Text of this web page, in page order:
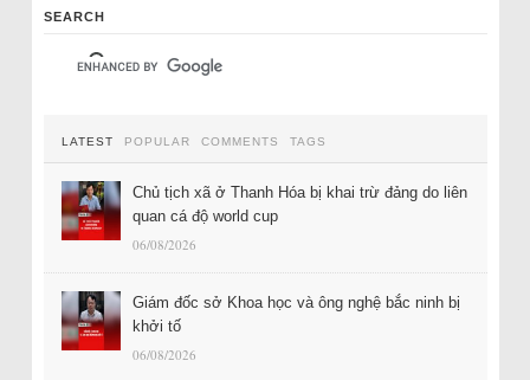
SEARCH
LATEST POPULAR COMMENTS TAGS
Chủ tịch xã ở Thanh Hóa bị khai trừ đảng do liên
quan cá độ world cup
06/08/2026
Giám đốc sở Khoa học và ông nghệ bắc ninh bị
khởi tố
06/08/2026